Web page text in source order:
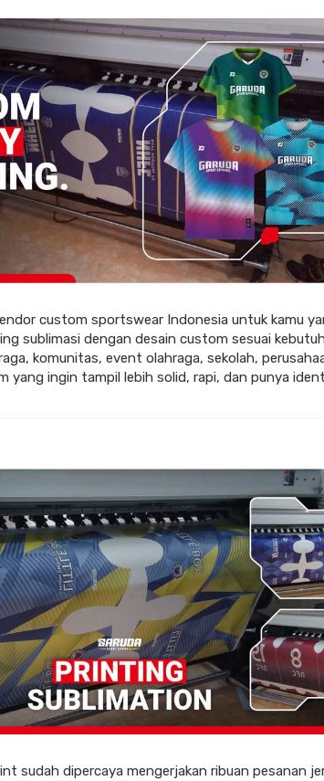
custom sportswear Indonesia untuk kamu
sublimasi dengan desain custom sesuai
komunitas, event olahraga, sekolah,
yang ingin tampil lebih solid, rapi, dan punya
sudah dipercaya mengerjakan ribuan pesanan